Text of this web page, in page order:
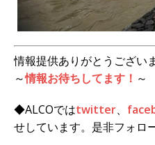
情報提供ありがとうござい
～情報お待ちしてます！ ～
◆ALCOではtwitter、
せしています。是非フォロ